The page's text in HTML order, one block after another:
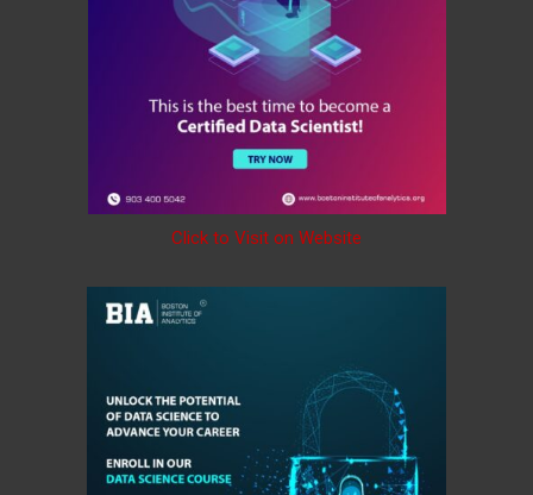
Click to Visit on Website